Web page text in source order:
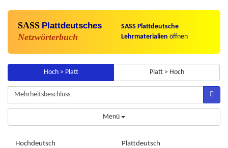
SASS Plattdeutsches
Netzwörterbuch
SASS Plattdeutsche
Lehrmaterialien öffnen
Hoch > Platt Platt > Hoch
Menü
Hochdeutsch Plattdeutsch